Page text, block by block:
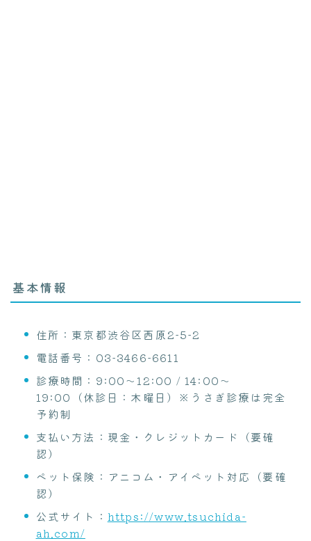
基本情報
住所：東京都渋谷区西原2-5-2
電話番号：03-3466-6611
診療時間：9:00～12:00 / 14:00～
19:00（休診日：木曜日）※うさぎ診療は完全
予約制
支払い方法：現金・クレジットカード（要確
認）
ペット保険：アニコム・アイペット対応（要確
認）
公式サイト： https://www.tsuchida-
ah.com/